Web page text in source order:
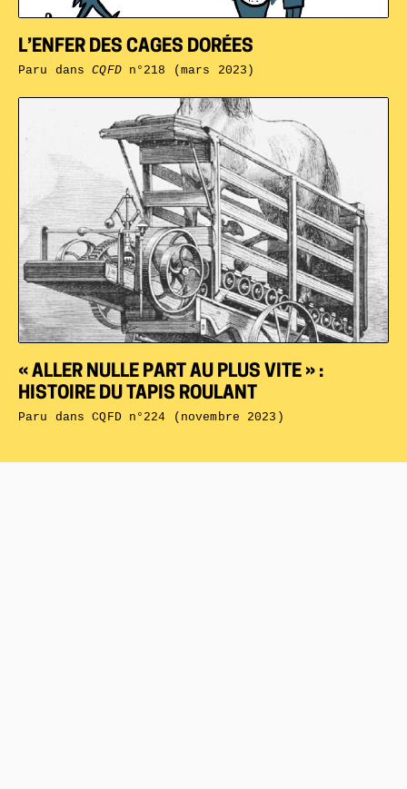
« ALLER NULLE PART AU PLUS VITE » :
HISTOIRE DU TAPIS ROULANT
Paru dansCQFD n°224 (novembre 2023)
L’ENFER DES CAGES DORÉES
Paru dansCQFDn°218 (mars 2023)